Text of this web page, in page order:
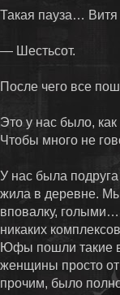
Такая пауза… Витя
— Шестьсот.
После чего все
Это у нас было,
Чтобы много не
У нас была
жила в деревне. Мы
вповалку,
никаких
Юфы пошли такие
женщины просто
прочим, было